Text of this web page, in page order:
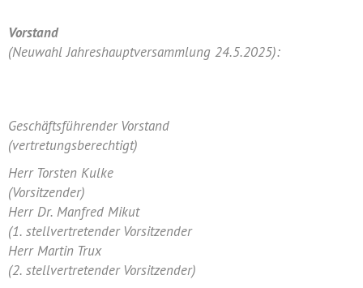
Vorstand
(Neuwahl Jahreshauptversammlung 24.5.2025):
Geschäftsführender Vorstand
(vertretungsberechtigt)
Herr Torsten Kulke
(Vorsitzender)
Herr Dr. Manfred Mikut
(1. stellvertretender Vorsitzender
Herr Martin Trux
(2. stellvertretender Vorsitzender)